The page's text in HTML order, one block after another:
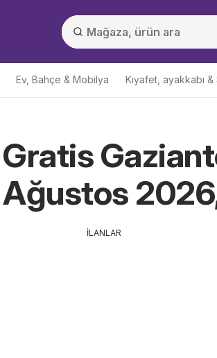
Ev, Bahçe & Mobilya Kıyafet, ayakkabı
Gratis
Ağustos
İLANLAR